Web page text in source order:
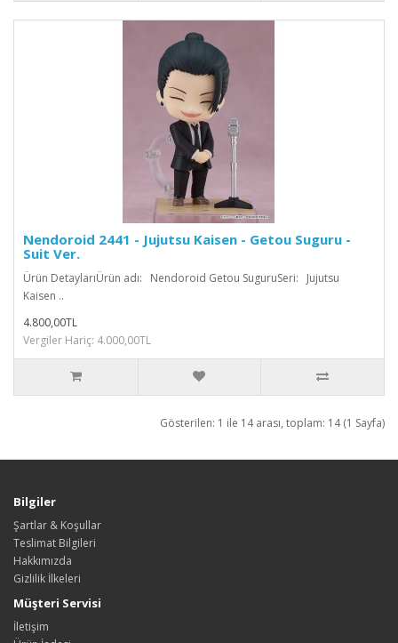
Nendoroid 2441 - Jujutsu Kaisen - Getou Suguru -
Suit Ver.
Ürün DetaylarıÜrün adı: Nendoroid Getou SuguruSeri: Jujutsu
Kaisen ..
4.800,00TL
Vergiler Hariç: 4.000,00TL
Gösterilen: 1 ile 14 arası, toplam: 14 (1 Sayfa)
Bilgiler
Şartlar & Koşullar
Teslimat Bilgileri
Hakkımızda
Gizlilik İlkeleri
Müşteri Servisi
İletişim